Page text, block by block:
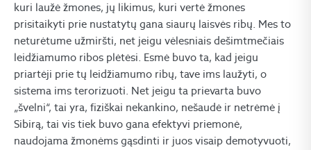
kuri laužė žmones, jų likimus, kuri vertė žmones
prisitaikyti prie nustatytų gana siaurų laisvės ribų. Mes to
neturėtume užmiršti, net jeigu vėlesniais dešimtmečiais
leidžiamumo ribos plėtėsi. Esmė buvo ta, kad jeigu
priartėji prie tų leidžiamumo ribų, tave ims laužyti, o
sistema ims terorizuoti. Net jeigu ta prievarta buvo
„švelni“, tai yra, fiziškai nekankino, nešaudė ir netrėmė į
Sibirą, tai vis tiek buvo gana efektyvi priemonė,
naudojama žmonėms gąsdinti ir juos visaip demotyvuoti,